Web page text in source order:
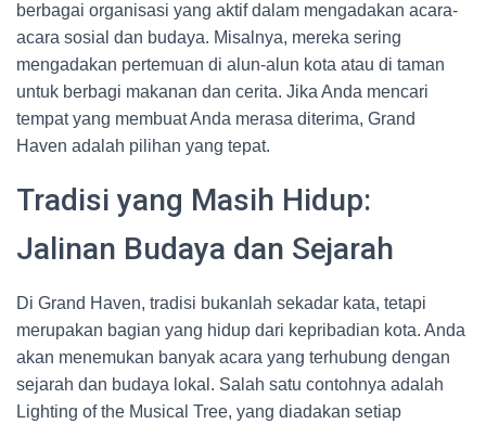
berbagai organisasi yang aktif dalam mengadakan acara-
acara sosial dan budaya. Misalnya, mereka sering
mengadakan pertemuan di alun-alun kota atau di taman
untuk berbagi makanan dan cerita. Jika Anda mencari
tempat yang membuat Anda merasa diterima, Grand
Haven adalah pilihan yang tepat.
Tradisi yang Masih Hidup:
Jalinan Budaya dan Sejarah
Di Grand Haven, tradisi bukanlah sekadar kata, tetapi
merupakan bagian yang hidup dari kepribadian kota. Anda
akan menemukan banyak acara yang terhubung dengan
sejarah dan budaya lokal. Salah satu contohnya adalah
Lighting of the Musical Tree, yang diadakan setiap